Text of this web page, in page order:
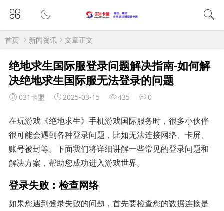
首页 新闻资讯 文章正文
绝地求生国际服登录问题解决指南-如何解
决绝地求生国际服无法登录的问题
031卡盟 2025-03-15 435 0
在玩游戏《绝地求生》手机游戏国际服务时，很多小伙伴
很可能会遇到各种登录问题，比如无法连接网络、卡屏、
账号被封等。下面我们将详细讲解一些常见的登录问题和
解决方案，帮助您成功进入游戏世界。
登录失败：检查网络
如果您遇到登录失败的问题，首先要检查您的数据连接是